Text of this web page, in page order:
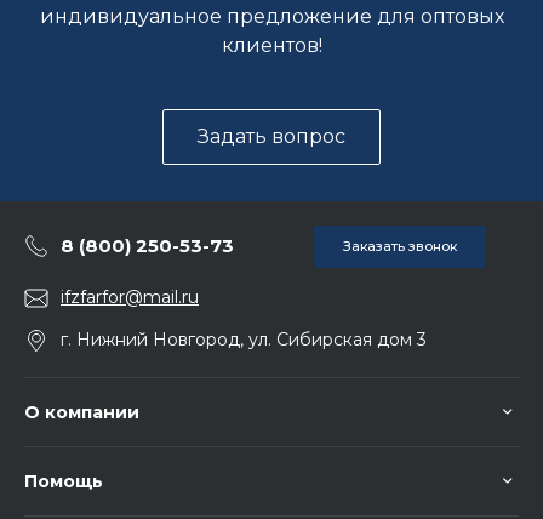
индивидуальное предложение для оптовых
клиентов!
Задать вопрос
8 (800) 250-53-73 Заказать звонок
ifzfarfor@mail.ru
г. Нижний Новгород, ул. Сибирская дом 3
О компании
Помощь